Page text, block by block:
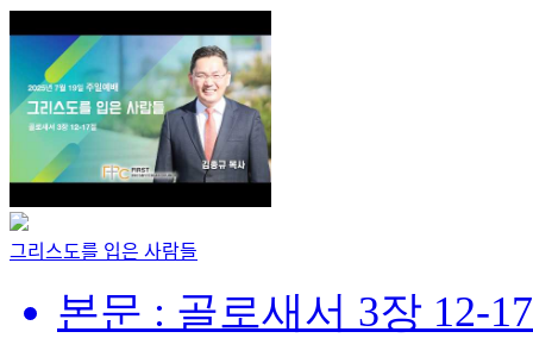
그리스도를 입은 사람들
본문 : 골로새서 3장 12-